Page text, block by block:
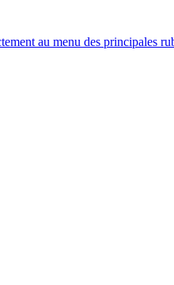
au menu des principales